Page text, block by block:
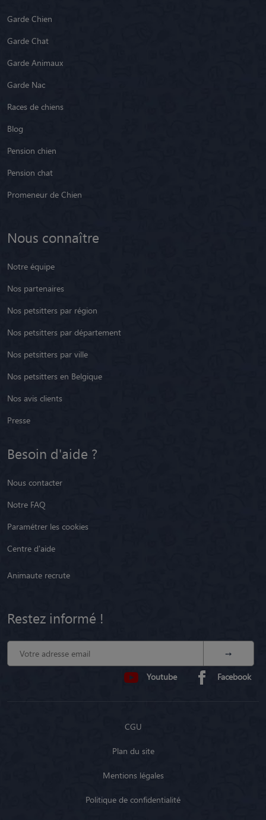
Garde Chien
Garde Chat
Garde Animaux
Garde Nac
Races de chiens
Blog
Pension chien
Pension chat
Promeneur de Chien
Nous connaître
Notre équipe
Nos partenaires
Nos petsitters par région
Nos petsitters par département
Nos petsitters par ville
Nos petsitters en Belgique
Nos avis clients
Presse
Besoin d'aide ?
Nous contacter
Notre FAQ
Paramétrer les cookies
Centre d'aide
Animaute recrute
Restez informé !
Youtube Facebook
CGU
Plan du site
Mentions légales
Politique de confidentialité